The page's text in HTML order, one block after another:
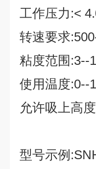
工作压力 :<
转速要求
粘度范围 :3--
使用温度:0--
允许吸上高度
型号示例